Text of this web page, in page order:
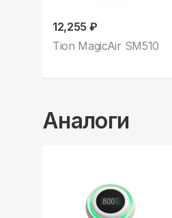
12,255 ₽
Tion MagicAir SM510
Аналоги